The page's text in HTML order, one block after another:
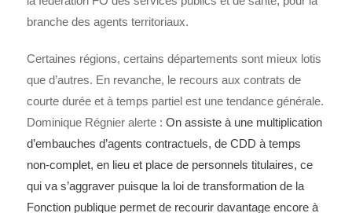
branche des agents territoriaux.
Certaines régions, certains départements sont mieux lotis
que d’autres. En revanche, le recours aux contrats de
courte durée et à temps partiel est une tendance générale.
Dominique Régnier alerte :On assiste à une multiplication
d’embauches d’agents contractuels, de CDD à temps
non-complet, en lieu et place de personnels titulaires, ce
qui va s’aggraver puisque la loi de transformation de la
Fonction publique permet de recourir davantage encore à